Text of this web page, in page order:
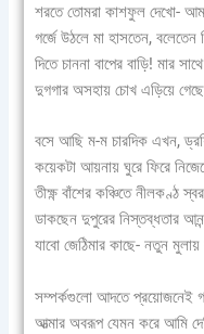
শরতে তোমরা কাশফুল দেখো-
গর্জে উঠলে মা হাসতেন,
দিতে চাননা বাপের বাড়ি! মার
দুগগার অসহায় চোখ এড়িয়ে
বসে আছি ম-ম চারদিক এখন,
কয়েকটা আয়নায় ঘুরে ফিরে
তীক্ষ্ণ বাঁশের কঞ্চিতে নীলকণ্ঠ
ডাকছেন দুপুরের নিস্তব্ধতার
যাবো জেঠিমার কাছে- নতুন
সম্পর্কগুলো আদতে প্রয়োজনেই
আত্মার অবরূপ যেমন করে আমি